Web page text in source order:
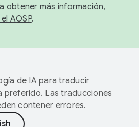
obtener más información,
AOSP.
de IA para traducir
preferido. Las traducciones
contener errores.